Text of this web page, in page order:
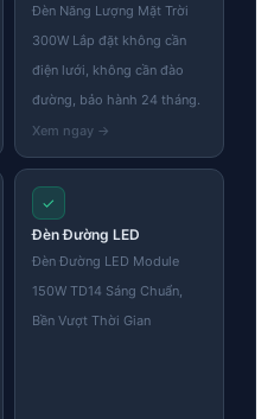
Đèn Năng Lượng Mặt Trời
300W Lắp đặt không cần
điện lưới, không cần đào
đường, bảo hành 24 tháng.
✓
Đèn Đường LED
Đèn Đường LED Module
150W TD14 Sáng Chuẩn,
Bền Vượt Thời Gian